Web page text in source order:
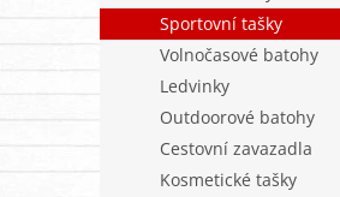
n
e
Sportovní tašky
Volnočasové batohy
Ledvinky
Outdoorové batohy
Cestovní zavazadla
Kosmetické tašky